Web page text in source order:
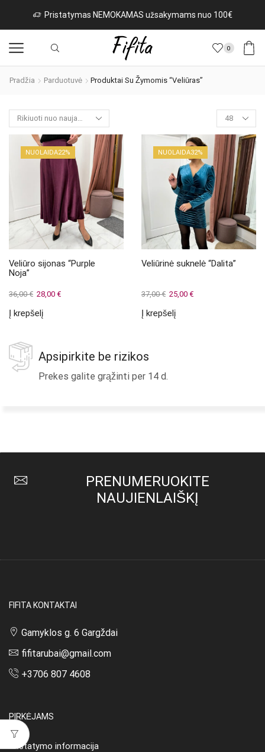
Pristatymas NEMOKAMAS užsakymams nuo 100€
0
Pradžia Parduotuvė Produktai Su Žymomis “veliūras”
Products
per
page
NUOLAIDA22%
Veliūro sijonas “Purple
Noja”
36,00€ Original
was:
28,00 €Current
Į krepšelį
NUOLAIDA32%
Veliūrinė suknelė “Dalita”
37,00€ Original
was:
25,00 €Current
Į krepšelį
Apsipirkite be rizikos
Prekes galite grąžinti per 14 d.
PRENUMERUOKITE
NAUJIENLAIŠKĮ
FIFITA KONTAKTAI
Gamyklos g. 6 Gargždai
fifitarubai@gmail.com
+3706 807 4608
PIRKĖJAMS
Pristatymo informacija